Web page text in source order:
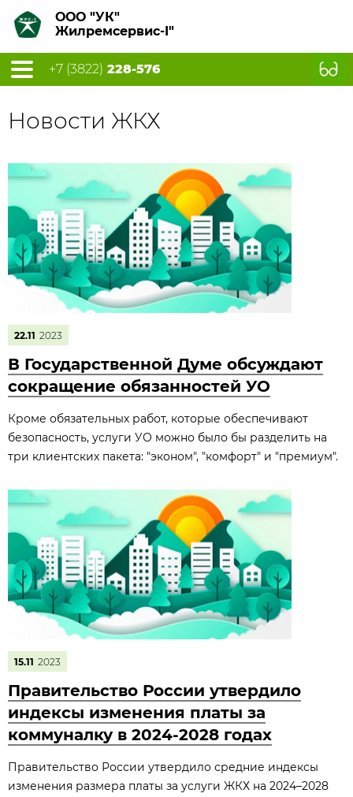
ООО "УК"
Жилремсервис-I"
+7 (3822) 228-576
Новости ЖКХ
22.11 2023
В Государственной Думе обсуждают
сокращение обязанностей УО
Кроме обязательных работ, которые обеспечивают
безопасность, услуги УО можно было бы разделить на
три клиентских пакета: "эконом", "комфорт" и "премиум".
15.11 2023
Правительство России утвердило
индексы изменения платы за
коммуналку в 2024-2028 годах
Правительство России утвердило средние индексы
изменения размера платы за услуги ЖКХ на 2024–2028